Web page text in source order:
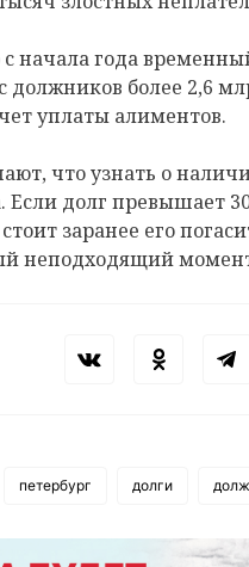
начала года
должников более 2,6
уплаты алиментов.
что узнать о
Если долг превышает
заранее его
неподходящий
петербург долги